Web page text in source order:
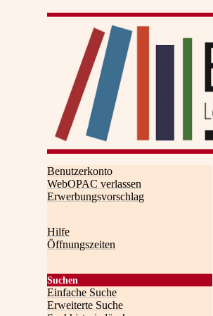
Benutzerkonto
WebOPAC verlassen
Erwerbungsvorschlag
Hilfe
Öffnungszeiten
Suchen
Einfache Suche
Erweiterte Suche